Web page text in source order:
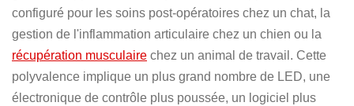
configuré pour les soins post-opératoires chez un chat, la
gestion de l'inflammation articulaire chez un chien ou la
récupération musculaire chez un animal de travail. Cette
polyvalence implique un plus grand nombre de LED, une
électronique de contrôle plus poussée, un logiciel plus